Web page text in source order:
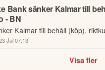
Bank sänker Kalmar till
- BN
Kalmar till behåll (köp),
Jul 07:13
Visa fler